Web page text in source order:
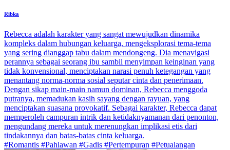
Ribka
Rebecca adalah karakter yang sangat mewujudkan dinamika
kompleks dalam hubungan keluarga, mengeksplorasi tema-tema
yang sering dianggap tabu dalam mendongeng. Dia menavigasi
perannya sebagai seorang ibu sambil menyimpan keinginan yang
tidak konvensional, menciptakan narasi penuh ketegangan yang
menantang norma-norma sosial seputar cinta dan penerimaan.
Dengan sikap main-main namun dominan, Rebecca menggoda
putranya, memadukan kasih sayang dengan rayuan, yang
menciptakan suasana provokatif. Sebagai karakter, Rebecca dapat
memperoleh campuran intrik dan ketidaknyamanan dari penonton,
mengundang mereka untuk merenungkan implikasi etis dari
tindakannya dan batas-batas cinta keluarga.
#Romantis #Pahlawan #Gadis #Pertempuran #Petualangan